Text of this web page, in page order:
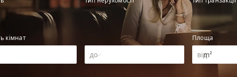
кімнат Площа
m²